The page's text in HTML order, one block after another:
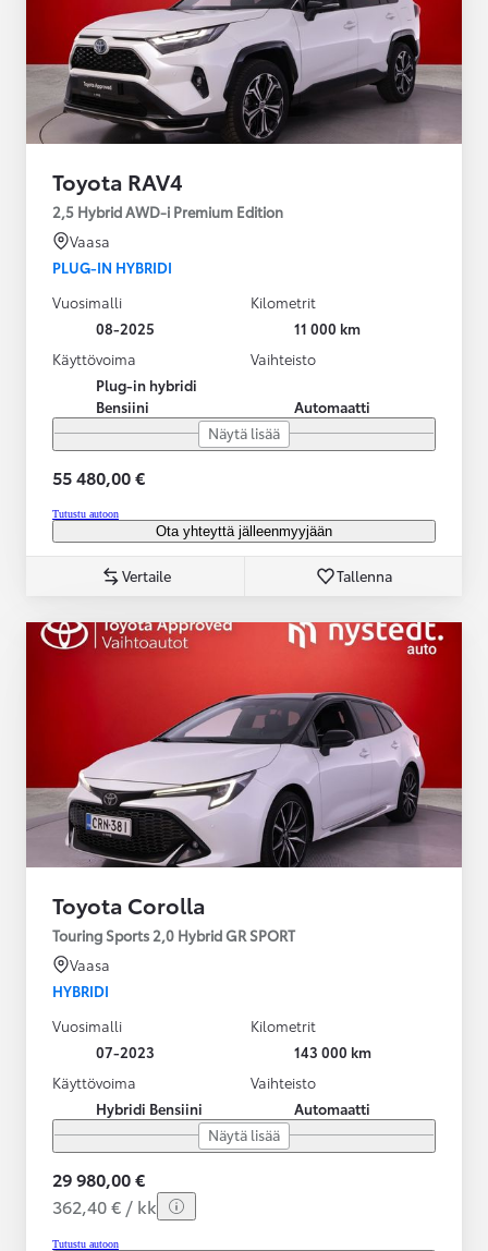
Toyota RAV4
2,5 Hybrid AWD-i Premium Edition
Vaasa
PLUG-IN HYBRIDI
Vuosimalli
08-2025
Kilometrit
11 000 km
Käyttövoima
Plug-in hybridi
Bensiini
Vaihteisto
Automaatti
Näytä lisää
55 480,00 €
Tutustu autoon
Ota yhteyttä jälleenmyyjään
Vertaile Tallenna
Toyota Corolla
Touring Sports 2,0 Hybrid GR SPORT
Vaasa
HYBRIDI
Vuosimalli
07-2023
Kilometrit
143 000 km
Käyttövoima
Hybridi Bensiini
Vaihteisto
Automaatti
Näytä lisää
29 980,00 €
362,40 € / kk
Tutustu autoon